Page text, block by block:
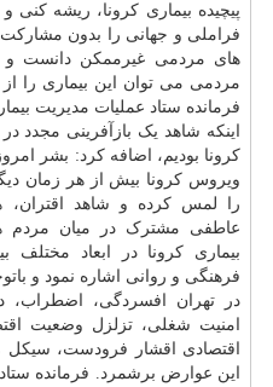
پیچیده بیماری کرونا، ریشه
فراملی و جهانی را بدون
های مردمی غیرممکن دانست و
مردمی می توان این بیماری را
فرمانده ستاد عملیات مدیریت
اینکه شاهد یک بازآفرینی مجدد
کرونا بودیم، اضافه کرد: بشر
ویروس کرونا بیش از هر زمان
را لمس کرده و شاهد
عاطفی مشترک در میان مردم
بیماری کرونا در ابعاد مختلف
فرهنگی و روانی اشاره نمود و
در تهران افسردگی، اضطراب،
امنیت شغلی، تزلزل وضعیت
اقتصادی اقشار فرودست، سیکل
این عوارض برشمرد. فرمانده ستاد